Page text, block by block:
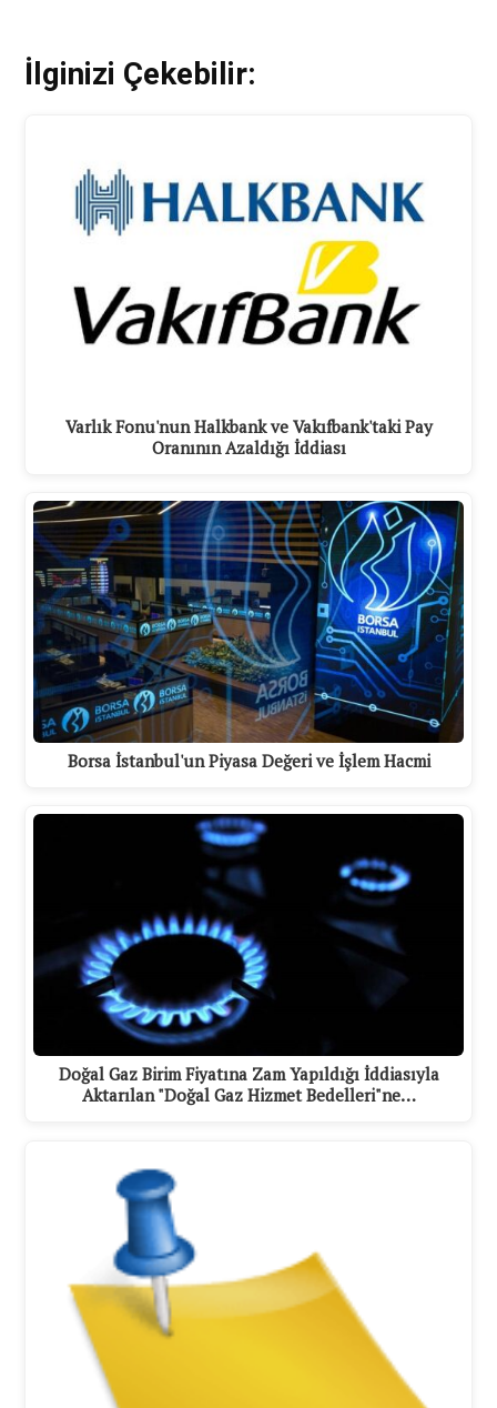
İlginizi Çekebilir:
Varlık Fonu'nun Halkbank ve Vakıfbank'taki Pay
Oranının Azaldığı İddiası
Borsa İstanbul'un Piyasa Değeri ve İşlem Hacmi
Doğal Gaz Birim Fiyatına Zam Yapıldığı İddiasıyla
Aktarılan "Doğal Gaz Hizmet Bedelleri"ne…